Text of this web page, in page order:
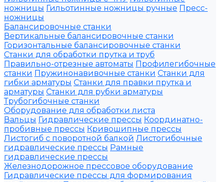
ножницы Гильотинные ножницы ручные Пресс-
ножницы
Балансировочные станки
Вертикальные балансировочные станки
Горизонтальные балансировочные станки
Станки для обработки прутка и труб
Правильно-отрезные автоматы Профилегибочные
станки Пружинонавивочные станки Станки для
гибки арматуры Станки для правки прутка и
арматуры Станки для рубки арматуры
Трубогибочные станки
Оборудование для обработки листа
Вальцы Гидравлические прессы Координатно-
пробивные прессы Кривошипные прессы
Листогиб с поворотной балкой Листогибочные
гидравлические прессы Рамные
гидравлические прессы
Железнодорожное прессовое оборудование
Гидравлические прессы для формирования